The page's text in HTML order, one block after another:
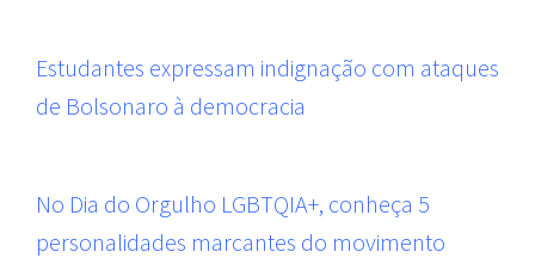
Estudantes expressam indignação com ataques
de Bolsonaro à democracia
No Dia do Orgulho LGBTQIA+, conheça 5
personalidades marcantes do movimento